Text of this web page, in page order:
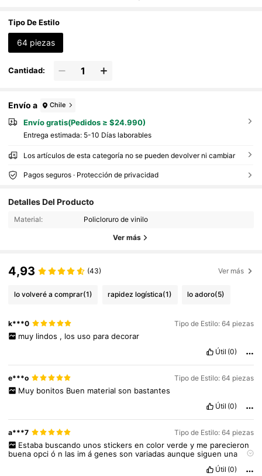
Tipo De Estilo
64 piezas
Cantidad:
Envío a Chile
Envío gratis(Pedidos ≥ $24.990)
Entrega estimada: 5-10 Días laborables
Los artículos de esta categoría no se pueden devolver ni cambiar
Pagos seguros · Protección de privacidad
Detalles Del Producto
Material: Policloruro de vinilo
Ver más
4,93 (43) Ver más
lo volveré a comprar(1) rapidez logística(1) lo adoro(5)
k***0 Tipo de Estilo: 64 piezas
muy lindos , los uso para decorar
Útil (0)
e***o Tipo de Estilo: 64 piezas
Muy bonitos Buen material son bastantes
Útil (0)
a***7 Tipo de Estilo: 64 piezas
Estaba buscando unos stickers en color verde y me parecieron
buenaopció n las imágenessonvariadasaunquesiguen una
scrapbookÚtil (0)